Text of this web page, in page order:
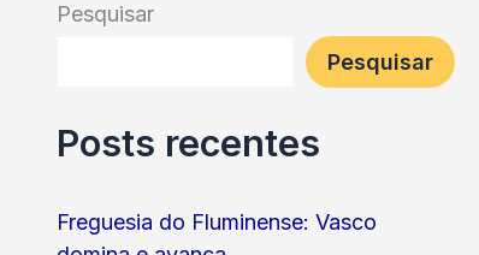
Pesquisar
Pesquisar
Posts recentes
Freguesia do Fluminense: Vasco